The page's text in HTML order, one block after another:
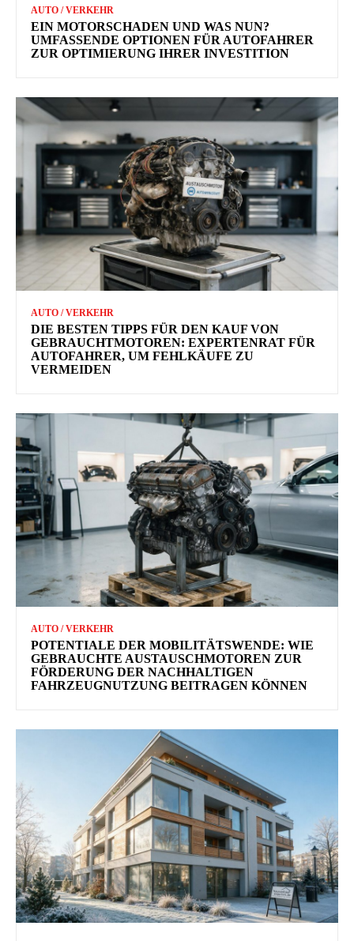
AUTO / VERKEHR
EIN MOTORSCHADEN UND WAS NUN?
UMFASSENDE OPTIONEN FÜR AUTOFAHRER
ZUR OPTIMIERUNG IHRER INVESTITION
AUTO / VERKEHR
DIE BESTEN TIPPS FÜR DEN KAUF VON
GEBRAUCHTMOTOREN: EXPERTENRAT FÜR
AUTOFAHRER, UM FEHLKÄUFE ZU
VERMEIDEN
AUTO / VERKEHR
POTENTIALE DER MOBILITÄTSWENDE: WIE
GEBRAUCHTE AUSTAUSCHMOTOREN ZUR
FÖRDERUNG DER NACHHALTIGEN
FAHRZEUGNUTZUNG BEITRAGEN KÖNNEN